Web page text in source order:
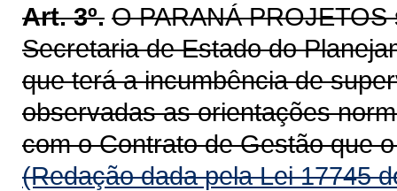
Art. 3º. O PARANÁ
Secretaria de Estado do
que terá a incumbência de
observadas as orientações
com o Contrato de Gestão que
(Redação dada pela Lei 17745